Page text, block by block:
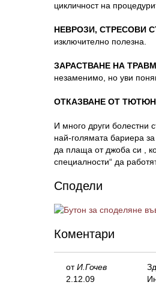
цикличност на
НЕВРОЗИ, СТРЕСОВИ
изключително полезна.
ЗАРАСТВАНЕ НА
незаменимо, но уви
ОТКАЗВАНЕ ОТ
И много други болестни
най-голямата бариера
да плаща от джоба си ,
специалности“ да
Сподели
Коментари
отИ.Гочев
2.12.09